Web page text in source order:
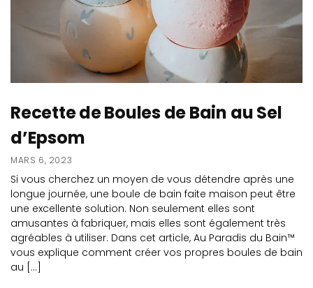
Recette de Boules de Bain au Sel
d’Epsom
MARS 6, 2023
Si vous cherchez un moyen de vous détendre après une
longue journée, une boule de bain faite maison peut être
une excellente solution. Non seulement elles sont
amusantes à fabriquer, mais elles sont également très
agréables à utiliser. Dans cet article, Au Paradis du Bain™
vous explique comment créer vos propres boules de bain
au […]